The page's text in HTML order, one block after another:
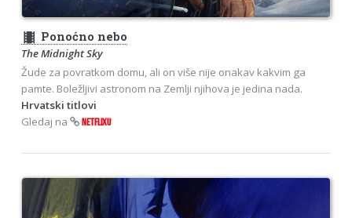
theaters Ponoćno nebo
The Midnight Sky
Žude za povratkom domu, ali on više nije onakav kakvim ga
pamte. Boležljivi astronom na Zemlji njihova je jedina nada.
Hrvatski titlovi
Gledaj na
NETFLIXU